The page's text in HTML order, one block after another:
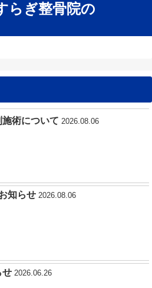
らぎ整骨院の
施術について 2026.08.06
知らせ 2026.08.06
せ 2026.06.26